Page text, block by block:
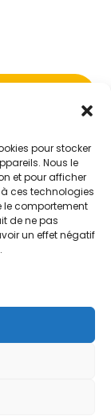
pour stocker
Nous le
et pour afficher
ces technologies
le comportement
de ne pas
un effet négatif
de
ils
pollution
et l'excès
est
et la
fixée
vos
et
traités